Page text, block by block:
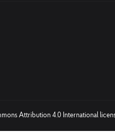
Attribution 4.0 International